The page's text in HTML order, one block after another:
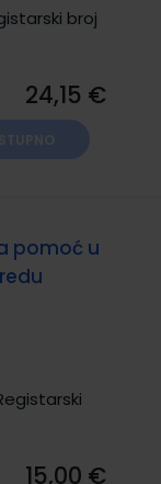
broj
24,15 €
pomoć u
15,00 €